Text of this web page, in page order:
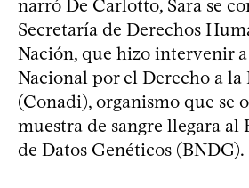
narró De Carlotto, Sara se
Secretaría de Derechos
Nación, que hizo intervenir
Nacional por el Derecho a
(Conadi), organismo que se
muestra de sangre llegara al
de Datos Genéticos (BNDG).